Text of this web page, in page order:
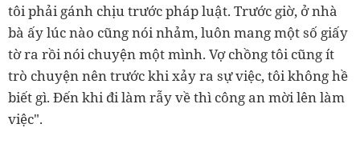
tôi phải gánh chịu trước pháp luật. Trước giờ, ở nhà
bà ấy lúc nào cũng nói nhảm, luôn mang một số giấy
tờ ra rồi nói chuyện một mình. Vợ chồng tôi cũng ít
trò chuyện nên trước khi xảy ra sự việc, tôi không hề
biết gì. Đến khi đi làm rẫy về thì công an mời lên làm
việc".